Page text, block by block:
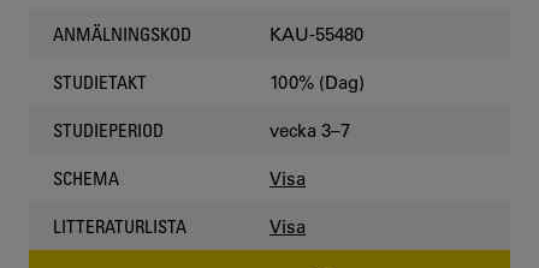
ANMÄLNINGSKOD KAU-55480
STUDIETAKT 100% (Dag)
STUDIEPERIOD vecka 3–7
SCHEMA Visa
LITTERATURLISTA Visa